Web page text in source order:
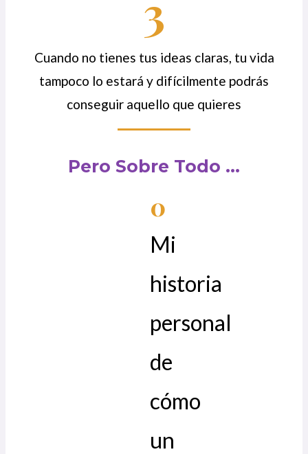
3
Cuando no tienes tus ideas claras, tu vida
tampoco lo estará y difícilmente podrás
conseguir aquello que quieres
Pero Sobre Todo ...
0
Mi
historia
personal
de
cómo
un